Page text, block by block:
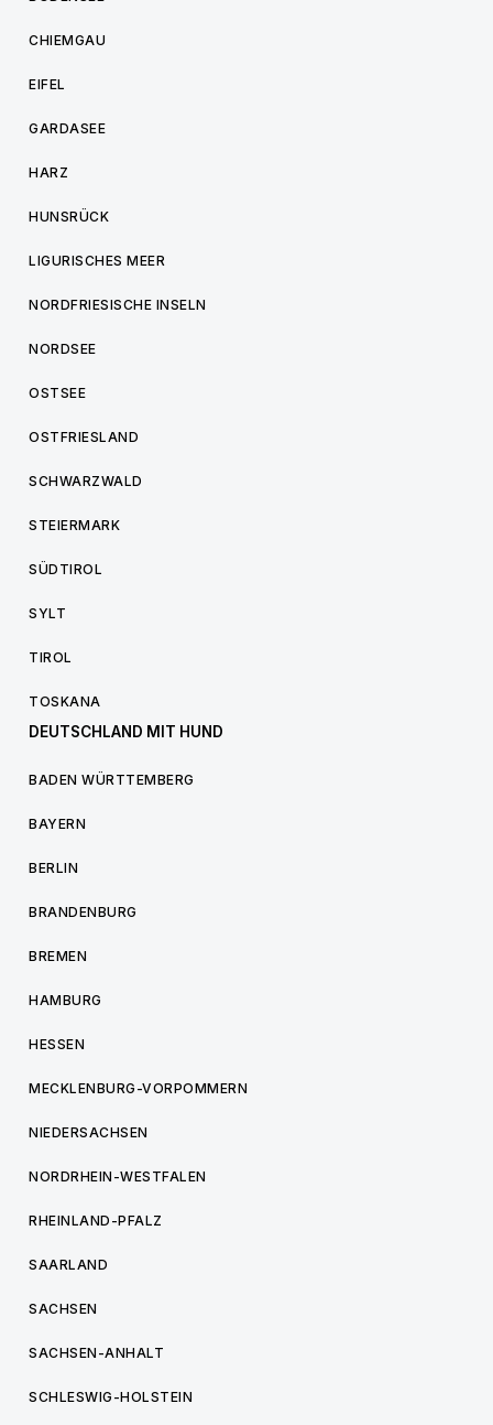
CHIEMGAU
EIFEL
GARDASEE
HARZ
HUNSRÜCK
LIGURISCHES MEER
NORDFRIESISCHE INSELN
NORDSEE
OSTSEE
OSTFRIESLAND
SCHWARZWALD
STEIERMARK
SÜDTIROL
SYLT
TIROL
TOSKANA
DEUTSCHLAND MIT HUND
BADEN WÜRTTEMBERG
BAYERN
BERLIN
BRANDENBURG
BREMEN
HAMBURG
HESSEN
MECKLENBURG-VORPOMMERN
NIEDERSACHSEN
NORDRHEIN-WESTFALEN
RHEINLAND-PFALZ
SAARLAND
SACHSEN
SACHSEN-ANHALT
SCHLESWIG-HOLSTEIN